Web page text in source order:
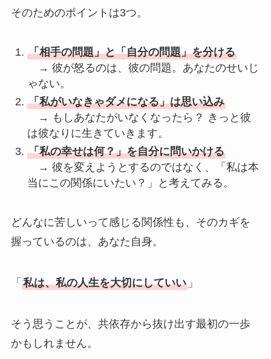
そのためのポイントは3つ。
「相手の問題」と「自分の問題」を分ける
→ 彼が怒るのは、彼の問題。あなたのせいじ
ゃない。
「私がいなきゃダメになる」は思い込み
→ もしあなたがいなくなったら？ きっと彼
は彼なりに生きていきます。
「私の幸せは何？」を自分に問いかける
→ 彼を変えようとするのではなく、「私は本
当にこの関係にいたい？」と考えてみる。
どんなに苦しいって感じる関係性も、そのカギを
握っているのは、あなた自身。
「 私は、私の人生を大切にしていい」
そう思うことが、共依存から抜け出す最初の一歩
かもしれません。